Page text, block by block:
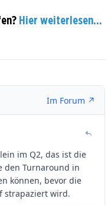
Hier weiterlesen...